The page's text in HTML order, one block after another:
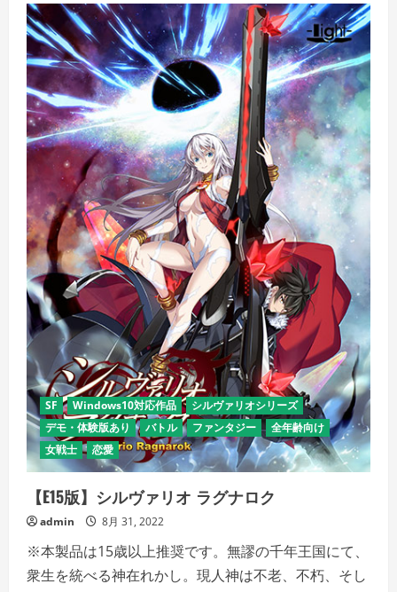
つ
か
の
メ
モ
ラ
ー
ジ
ョ
〜
こ
と
の
は
ア
ム
リ
ラ
ー
ト〜
の
詳
細
ご
覧
く
だ
さ
い
SF Windows10対応作品
シルヴァリオシリーズ
デモ・体験版あり
バトル ファンタジー
全年齢向け
女戦士
恋愛
【E15版】シルヴァリオ ラグナロク
admin 8月 31, 2022
※本製品は15歳以上推奨です。無謬の千年王国にて、
衆生を統べる神在れかし。現人神は不老、不朽、そし